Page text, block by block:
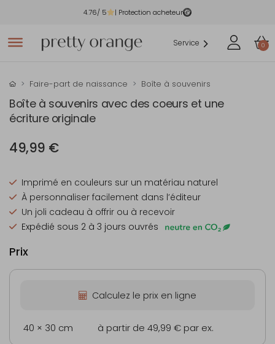
4.76/ 5 | Protection acheteur
Service 0
Faire-part de naissance Boîte à souvenirs
Boîte à souvenirs avec des coeurs et une
écriture originale
49,99 €
Imprimé en couleurs sur un matériau naturel
À personnaliser facilement dans l’éditeur
Un joli cadeau à offrir ou à recevoir
Expédié sous 2 à 3 jours ouvrés
Prix
Calculez le prix en ligne
40 × 30 cm à partir de 49,99 € par ex.